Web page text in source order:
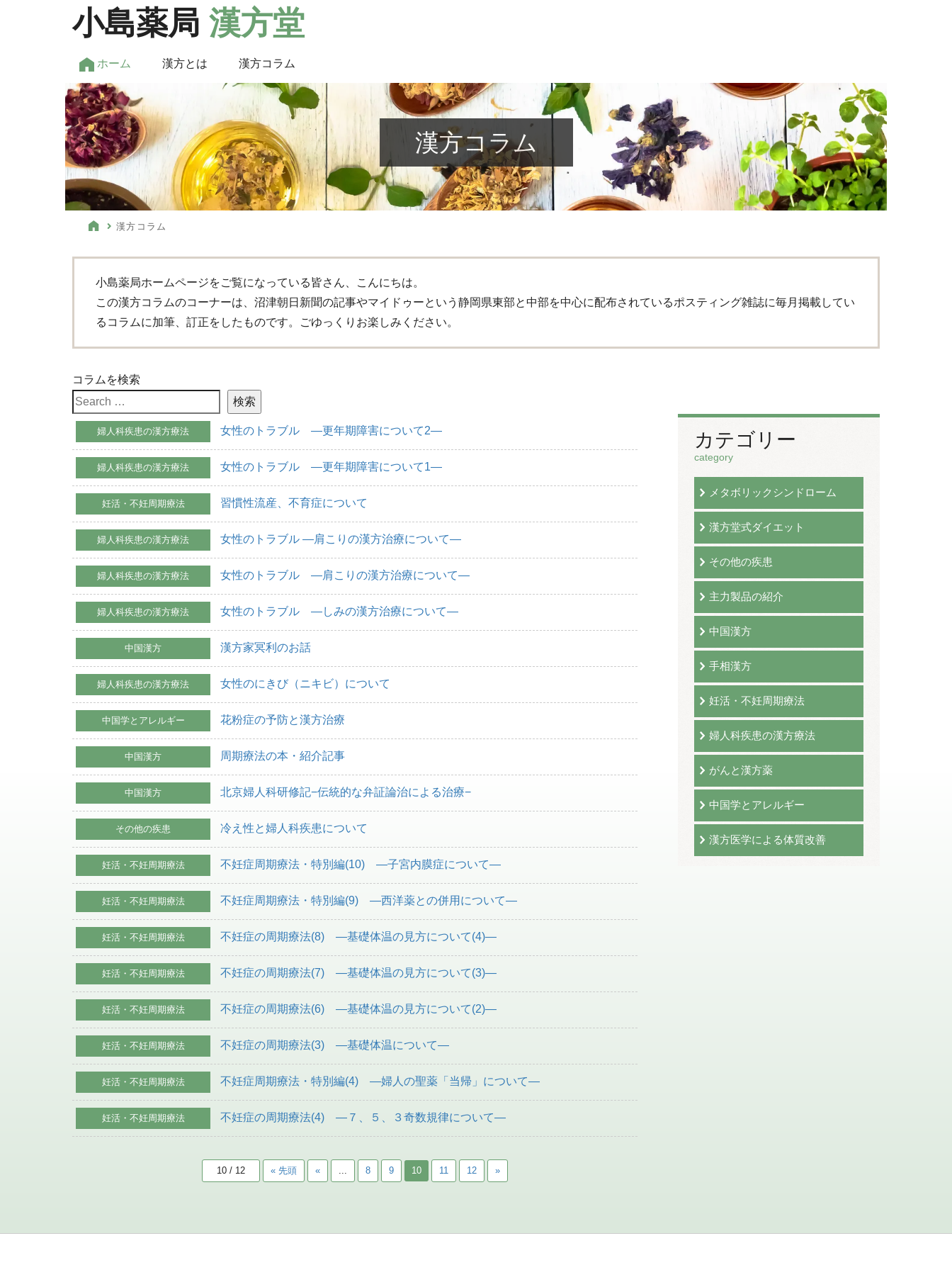
小島薬局 漢方堂
ホーム 漢方とは 漢方コラム
漢方コラム
漢方コラム
小島薬局ホームページをご覧になっている皆さん、こんにちは。
この漢方コラムのコーナーは、沼津朝日新聞の記事やマイドゥーという静岡県東部と中部を中心に配布されているポスティング雑誌に毎月掲載してい
るコラムに加筆、訂正をしたものです。ごゆっくりお楽しみください。
コラムを検索
婦人科疾患の漢方療法 女性のトラブル ―更年期障害について2―
婦人科疾患の漢方療法 女性のトラブル ―更年期障害について1―
妊活・不妊周期療法 習慣性流産、不育症について
婦人科疾患の漢方療法 女性のトラブル ―肩こりの漢方治療について―
婦人科疾患の漢方療法 女性のトラブル ―肩こりの漢方治療について―
婦人科疾患の漢方療法 女性のトラブル ―しみの漢方治療について―
中国漢方 漢方家冥利のお話
婦人科疾患の漢方療法 女性のにきび（ニキビ）について
中国学とアレルギー 花粉症の予防と漢方治療
中国漢方 周期療法の本・紹介記事
中国漢方 北京婦人科研修記−伝統的な弁証論治による治療−
その他の疾患 冷え性と婦人科疾患について
妊活・不妊周期療法 不妊症周期療法・特別編(10) ―子宮内膜症について―
妊活・不妊周期療法 不妊症周期療法・特別編(9) ―西洋薬との併用について―
妊活・不妊周期療法 不妊症の周期療法(8) ―基礎体温の見方について(4)―
妊活・不妊周期療法 不妊症の周期療法(7) ―基礎体温の見方について(3)―
妊活・不妊周期療法 不妊症の周期療法(6) ―基礎体温の見方について(2)―
妊活・不妊周期療法 不妊症の周期療法(3) ―基礎体温について―
妊活・不妊周期療法 不妊症周期療法・特別編(4) ―婦人の聖薬「当帰」について―
妊活・不妊周期療法 不妊症の周期療法(4) ―７、５、３奇数規律について―
10 / 12 « 先頭 « ... 8 9 10 11 12 »
カテゴリー
category
メタボリックシンドローム
漢方堂式ダイエット
その他の疾患
主力製品の紹介
中国漢方
手相漢方
妊活・不妊周期療法
婦人科疾患の漢方療法
がんと漢方薬
中国学とアレルギー
漢方医学による体質改善